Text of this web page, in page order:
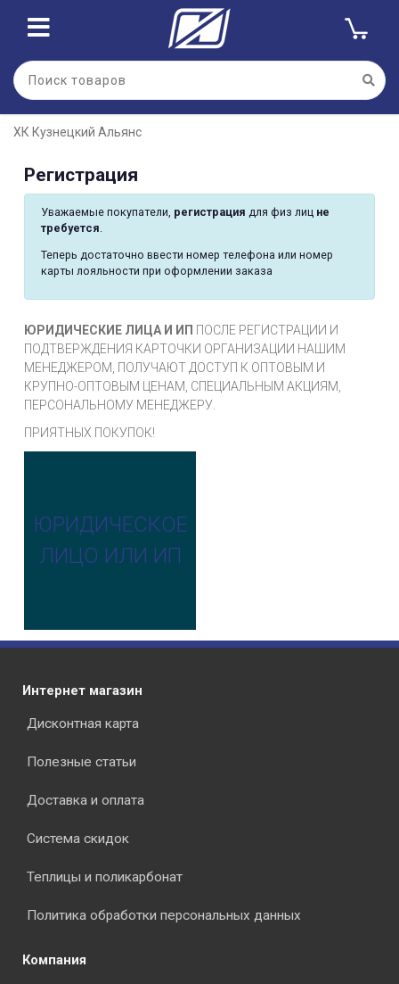
ХК Кузнецкий Альянс
Регистрация
Уважаемые покупатели, регистрация для физ лиц не
требуется
Теперь достаточно ввести номер телефона или номер
карты лояльности при оформлении заказа
ЮРИДИЧЕСКИЕ ЛИЦА И ИП ПОСЛЕ РЕГИСТРАЦИИ И
ПОДТВЕРЖДЕНИЯ КАРТОЧКИ ОРГАНИЗАЦИИ НАШИМ
МЕНЕДЖЕРОМ, ПОЛУЧАЮТ ДОСТУП К ОПТОВЫМ И
КРУПНО-ОПТОВЫМ ЦЕНАМ, СПЕЦИАЛЬНЫМ АКЦИЯМ,
ПЕРСОНАЛЬНОМУ МЕНЕДЖЕРУ.
ПРИЯТНЫХ ПОКУПОК!
ЮРИДИЧЕСКОЕ
ЛИЦО ИЛИ ИП
Интернет магазин
Дисконтная карта
Полезные статьи
Доставка и оплата
Система скидок
Теплицы и поликарбонат
Политика обработки персональных данных
Компания